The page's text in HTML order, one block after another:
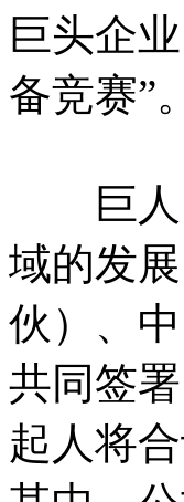
巨头企
备竞赛”。
巨人网
域的发
伙）、
共同签
起人将